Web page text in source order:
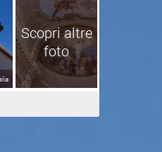
Scopri altre
foto